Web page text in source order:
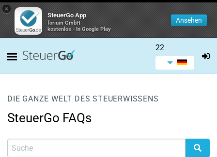
×
SteuerGo App
forium GmbH
kostenlos - In Google Play
Ansehen
22
DIE GANZE WELT DES STEUERWISSENS
SteuerGo FAQs